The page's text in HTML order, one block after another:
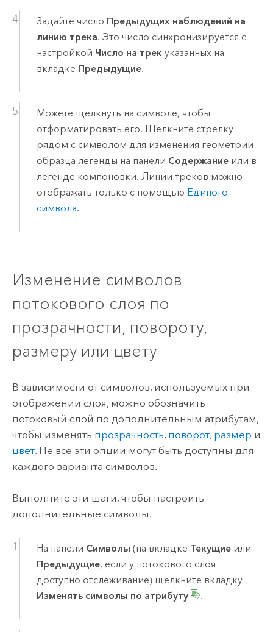
Задайте число Предыдущих наблюдений на
линию трека. Это число синхронизируется с
настройкой Число на трек указанных на
вкладке Предыдущие.
Можете щелкнуть на символе, чтобы
отформатировать его. Щелкните стрелку
рядом с символом для изменения геометрии
образца легенды на панели Содержаниеили в
легенде компоновки. Линии треков можно
отображать только с помощью Единого
символа.
Изменение символов
потокового слоя по
прозрачности, повороту,
размеру или цвету
В зависимости от символов, используемых при
отображении слоя, можно обозначить
потоковый слой по дополнительным атрибутам,
чтобы изменять прозрачность, поворот, размер и
цвет. Не все эти опции могут быть доступны для
каждого варианта символов.
Выполните эти шаги, чтобы настроить
дополнительные символы.
На панели Символы (на вкладке Текущиеили
Предыдущие, если у потокового слоя
доступно отслеживание) щелкните вкладку
Изменять символы по атрибуту
.